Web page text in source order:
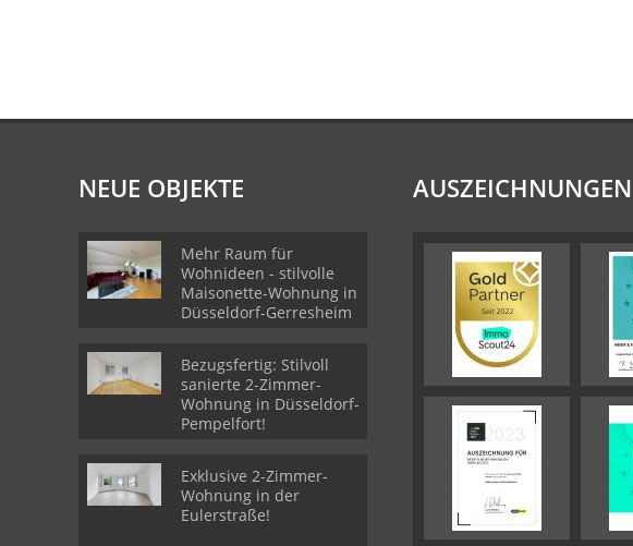
NEUE OBJEKTE
Mehr Raum für
Wohnideen - stilvolle
Maisonette-Wohnung in
Düsseldorf-Gerresheim
Bezugsfertig: Stilvoll
sanierte 2-Zimmer-
Wohnung in Düsseldorf-
Pempelfort!
Exklusive 2-Zimmer-
Wohnung in der
Eulerstraße!
AUSZEICHNUNGEN